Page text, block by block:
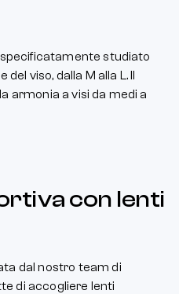
studiato
viso, dalla M alla L. Il
armonia a visi da medi a
con lenti
dal nostro team di
di accogliere lenti